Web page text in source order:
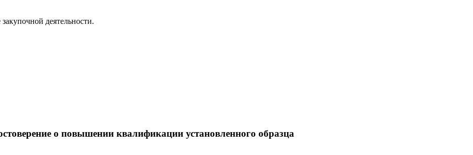
деятельности.
о повышении квалификации установленного образца